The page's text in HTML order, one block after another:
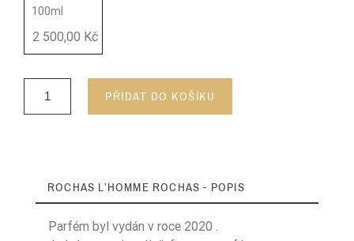
100ml
2 500,00 Kč
PŘIDAT DO KOŠÍKU
ROCHAS L’HOMME ROCHAS - POPIS
Parfém byl vydán v roce 2020 .